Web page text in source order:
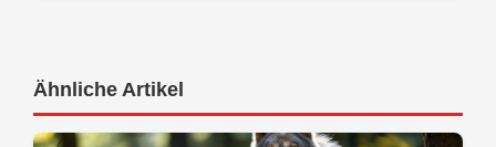
Ähnliche Artikel